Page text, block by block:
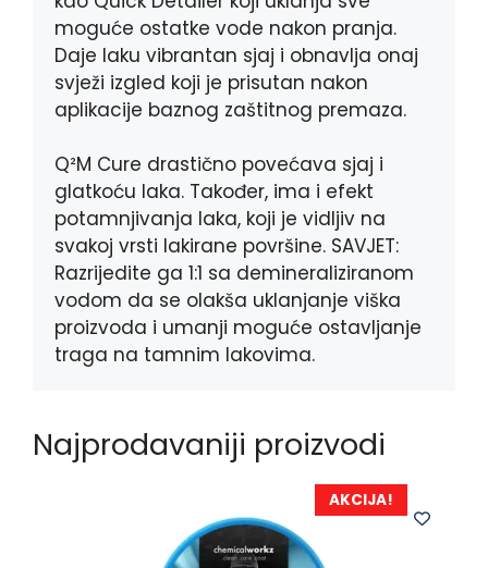
moguće ostatke vode nakon pranja.
Daje laku vibrantan sjaj i obnavlja onaj
svježi izgled koji je prisutan nakon
aplikacije baznog zaštitnog premaza.
Q²M Cure drastično povećava sjaj i
glatkoću laka. Također, ima i efekt
potamnjivanja laka, koji je vidljiv na
svakoj vrsti lakirane površine. SAVJET:
Razrijedite ga 1:1 sa demineraliziranom
vodom da se olakša uklanjanje viška
proizvoda i umanji moguće ostavljanje
traga na tamnim lakovima.
Najprodavaniji proizvodi
AKCIJA!